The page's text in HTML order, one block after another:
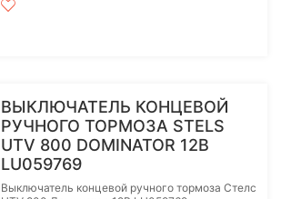
ВЫКЛЮЧАТЕЛЬ КОНЦЕВОЙ
РУЧНОГО ТОРМОЗА STELS
UTV 800 DOMINATOR 12В
LU059769
Выключатель концевой ручного тормоза Стелс